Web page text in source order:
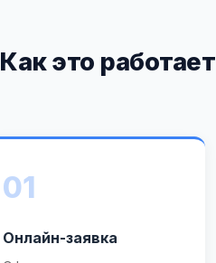
Как это работает
01
Онлайн-заявка